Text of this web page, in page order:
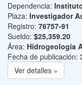
Dependencia:
Plaza: Investigador
Registro: 76757-91
Sueldo: $25,359.20
Área: Hidrogeología
Fecha de publicación:
Ver detalles »